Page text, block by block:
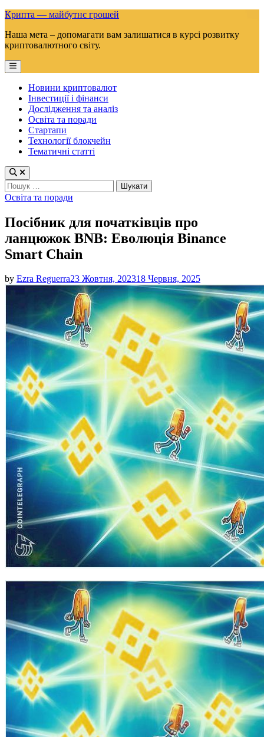
Skip
content
Крипта — майбутнє грошей
Наша мета – допомагати вам залишатися в курсі розвитку
криптовалютного світу.
Main
Menu
Новини криптовалют
Інвестиції і фінанси
Дослідження та аналіз
Освіта та поради
Стартапи
Технології блокчейн
Тематичні статті
Пошук:
Posted
Освіта та поради
Посібник для початківців про
ланцюжок BNB: Еволюція Binance
Smart Chain
by Ezra Reguerra23 Жовтня, 202318 Червня, 2025